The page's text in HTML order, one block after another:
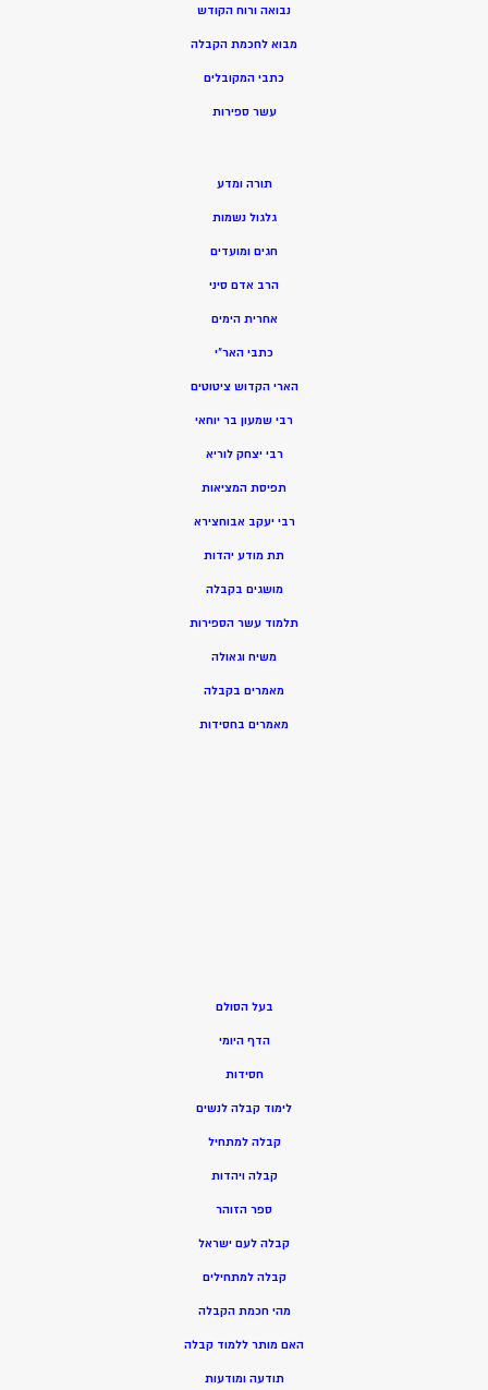
נבואה ורוח הקודש
מבוא לחכמת הקבלה
כתבי המקובלים
עשר ספירות
תורה ומדע
גלגול נשמות
חגים ומועדים
הרב אדם סיני
אחרית הימים
כתבי האר”י
הארי הקדוש ציטוטים
רבי שמעון בר יוחאי
רבי יצחק לוריא
תפיסת המציאות
רבי יעקב אבוחצירא
תת מודע יהדות
מושגים בקבלה
תלמוד עשר הספירות
משיח וגאולה
מאמרים בקבלה
מאמרים בחסידות
בעל הסולם
הדף היומי
חסידות
לימוד קבלה לנשים
קבלה למתחיל
קבלה ויהדות
ספר הזוהר
קבלה לעם ישראל
קבלה למתחילים
מהי חכמת הקבלה
האם מותר ללמוד קבלה
תודעה ומודעות